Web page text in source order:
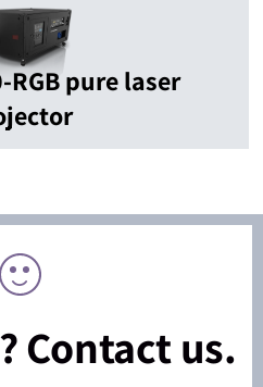
pure laser
Contact us.